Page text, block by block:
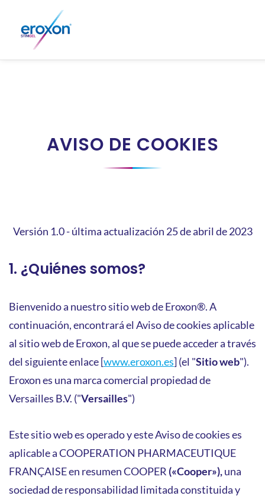
AVISO DE COOKIES
Versión 1.0 - última actualización 25 de abril de 2023
1. ¿Quiénes somos?
Bienvenido a nuestro sitio web de Eroxon®. A
continuación, encontrará el Aviso de cookies aplicable
al sitio web de Eroxon, al que se puede acceder a través
del siguiente enlace [www.eroxon.es] (el "Sitio web").
Eroxon es una marca comercial propiedad de
Versailles B.V. ("Versailles")
Este sitio web es operado y este Aviso de cookies es
aplicable a COOPERATION PHARMACEUTIQUE
FRANÇAISE en resumen COOPER («Cooper»),una
sociedad de responsabilidad limitada constituida y